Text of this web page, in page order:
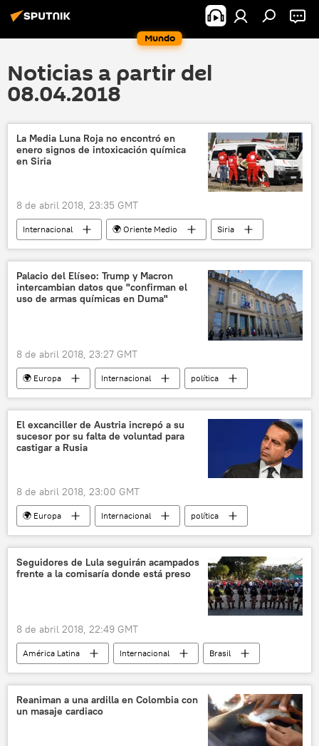
Mundo
Noticias a partir del
08.04.2018
La Media Luna Roja no encontró en
enero signos de intoxicación química
en Siria
8 de abril 2018, 23:35 GMT
Internacional 🌍 Oriente Medio
Siria
Duma
Guta Oriental
Media Luna Roja
ataque químico
armas químicas
noticias
Palacio del Elíseo: Trump y Macron
intercambian datos que "confirman el
uso de armas químicas en Duma"
8 de abril 2018, 23:27 GMT
🌍 Europa Internacional
política
🌍 Oriente Medio
América del Norte
EEUU amenaza con atacar Siria por el supuesto ataque químico en Duma
EEUU
Siria Francia
noticias
El excanciller de Austria increpó a su
sucesor por su falta de voluntad para
castigar a Rusia
8 de abril 2018, 23:00 GMT
🌍 Europa Internacional
política
Rusia
Reino Unido
Austria
Unión Europea (UE)
Sebastian Kurz
Christian Kern
OTAN
Seguidores de Lula seguirán acampados
frente a la comisaría donde está preso
8 de abril 2018, 22:49 GMT
América Latina Internacional
Brasil
Curitiba
Luiz Inacio Lula da Silva
Gleisi Hoffmann
Partido de los Trabajadores (PT) de Brasil
Reaniman a una ardilla en Colombia con
un masaje cardiaco